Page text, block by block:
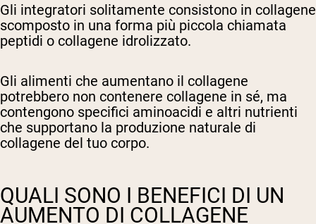
Gli integratori solitamente consistono in collagene
scomposto in una forma più piccola chiamata
peptidi o collagene idrolizzato.
Gli alimenti che aumentano il collagene
potrebbero non contenere collagene in sé, ma
contengono specifici aminoacidi e altri nutrienti
che supportano la produzione naturale di
collagene del tuo corpo.
QUALI SONO I BENEFICI DI UN
AUMENTO DI COLLAGENE